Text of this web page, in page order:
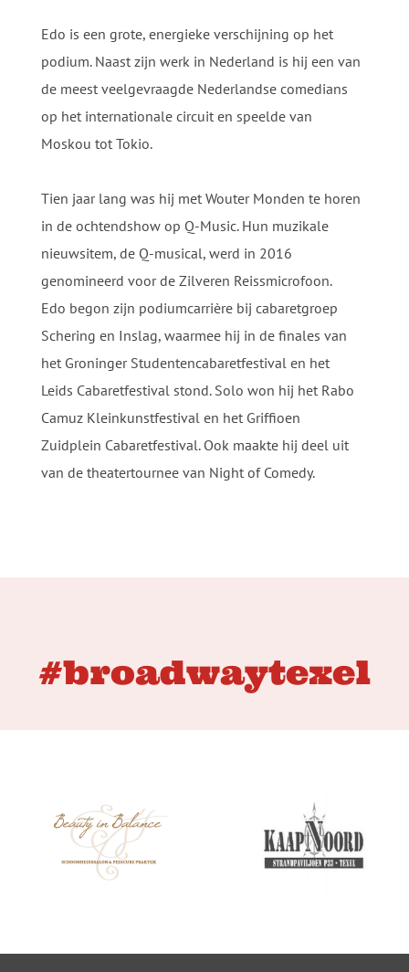
Edo is een grote, energieke verschijning op het
podium. Naast zijn werk in Nederland is hij een van
de meest veelgevraagde Nederlandse comedians
op het internationale circuit en speelde van
Moskou tot Tokio.
Tien jaar lang was hij met Wouter Monden te horen
in de ochtendshow op Q-Music. Hun muzikale
nieuwsitem, de Q-musical, werd in 2016
genomineerd voor de Zilveren Reissmicrofoon.
Edo begon zijn podiumcarrière bij cabaretgroep
Schering en Inslag, waarmee hij in de finales van
het Groninger Studentencabaretfestival en het
Leids Cabaretfestival stond. Solo won hij het Rabo
Camuz Kleinkunstfestival en het Griffioen
Zuidplein Cabaretfestival. Ook maakte hij deel uit
van de theatertournee van Night of Comedy.
#broadwaytexel